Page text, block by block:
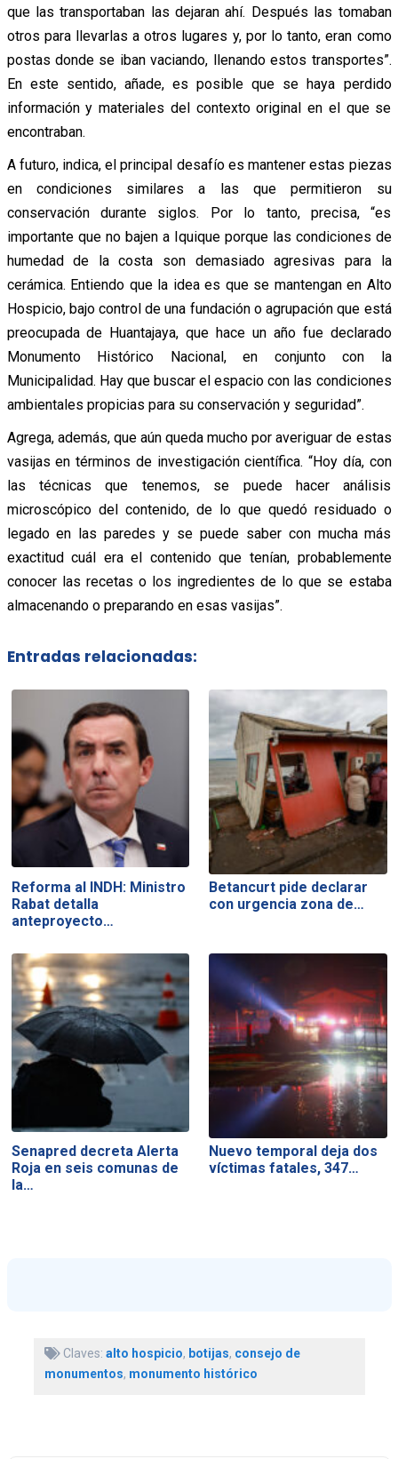
que las transportaban las dejaran ahí. Después las tomaban
otros para llevarlas a otros lugares y, por lo tanto, eran como
postas donde se iban vaciando, llenando estos transportes”.
En este sentido, añade, es posible que se haya perdido
información y materiales del contexto original en el que se
encontraban.
A futuro, indica, el principal desafío es mantener estas piezas
en condiciones similares a las que permitieron su
conservación durante siglos. Por lo tanto, precisa, “es
importante que no bajen a Iquique porque las condiciones de
humedad de la costa son demasiado agresivas para la
cerámica. Entiendo que la idea es que se mantengan en Alto
Hospicio, bajo control de una fundación o agrupación que está
preocupada de Huantajaya, que hace un año fue declarado
Monumento Histórico Nacional, en conjunto con la
Municipalidad. Hay que buscar el espacio con las condiciones
ambientales propicias para su conservación y seguridad”.
Agrega, además, que aún queda mucho por averiguar de estas
vasijas en términos de investigación científica. “Hoy día, con
las técnicas que tenemos, se puede hacer análisis
microscópico del contenido, de lo que quedó residuado o
legado en las paredes y se puede saber con mucha más
exactitud cuál era el contenido que tenían, probablemente
conocer las recetas o los ingredientes de lo que se estaba
almacenando o preparando en esas vasijas”.
Entradas relacionadas:
Reforma al INDH: Ministro
Rabat detalla
anteproyecto…
Betancurt pide declarar
con urgencia zona de…
Senapred decreta Alerta
Roja en seis comunas de
la…
Nuevo temporal deja dos
víctimas fatales, 347…
Claves: alto hospicio, botijas, consejo de
monumentos, monumento histórico